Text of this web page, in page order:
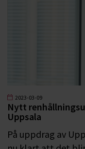
2023-03-09
Nytt
Uppsala
På uppdrag av